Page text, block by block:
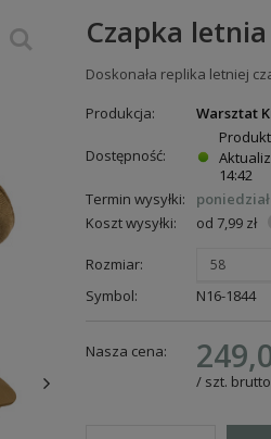
Czapka
Doskonała replika letniej
Produkcja:
Warsztat
Dostępność:
14:42
Termin wysyłki:
Koszt wysyłki:
od 7,99 zł
Rozmiar: 58
Symbol: N16-1844
Nasza cena:
/ szt.